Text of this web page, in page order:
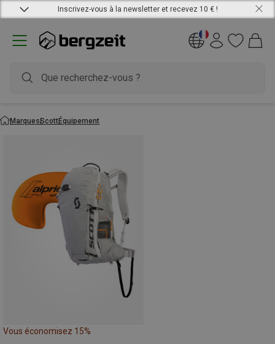
Inscrivez-vous à la newsletter et recevez 10 € !
MarquesScottÉquipement
Vous économisez 15%